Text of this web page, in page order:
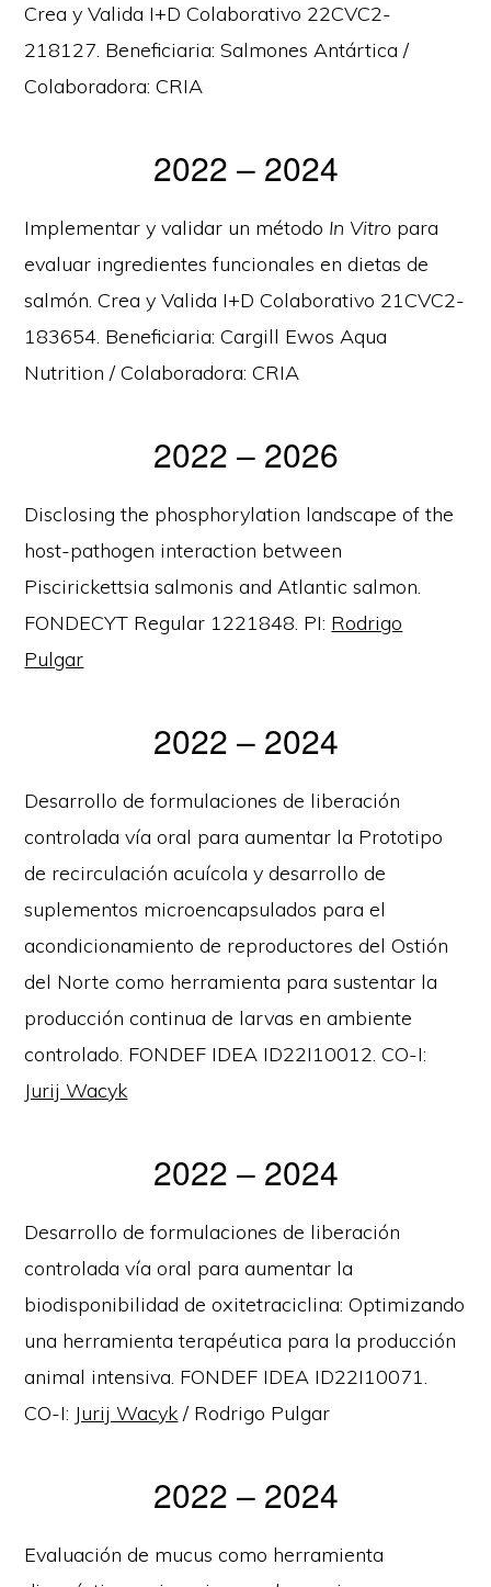
Crea y Valida I+D Colaborativo 22CVC2-
218127. Beneficiaria: Salmones Antártica /
Colaboradora: CRIA
2022 – 2024
Implementar y validar un método In Vitro para
evaluar ingredientes funcionales en dietas de
salmón. Crea y Valida I+D Colaborativo 21CVC2-
183654. Beneficiaria: Cargill Ewos Aqua
Nutrition / Colaboradora: CRIA
2022 – 2026
Disclosing the phosphorylation landscape of the
host-pathogen interaction between
Piscirickettsia salmonis and Atlantic salmon.
FONDECYT Regular 1221848. PI: Rodrigo
Pulgar
2022 – 2024
Desarrollo de formulaciones de liberación
controlada vía oral para aumentar la Prototipo
de recirculación acuícola y desarrollo de
suplementos microencapsulados para el
acondicionamiento de reproductores del Ostión
del Norte como herramienta para sustentar la
producción continua de larvas en ambiente
controlado. FONDEF IDEA ID22I10012. CO-I:
Jurij Wacyk
2022 – 2024
Desarrollo de formulaciones de liberación
controlada vía oral para aumentar la
biodisponibilidad de oxitetraciclina: Optimizando
una herramienta terapéutica para la producción
animal intensiva. FONDEF IDEA ID22I10071.
CO-I: Jurij Wacyk / Rodrigo Pulgar
2022 – 2024
Evaluación de mucus como herramienta